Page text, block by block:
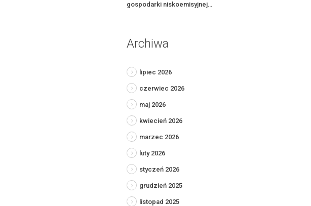
gospodarki niskoemisyjnej…
Archiwa
lipiec 2026
czerwiec 2026
maj 2026
kwiecień 2026
marzec 2026
luty 2026
styczeń 2026
grudzień 2025
listopad 2025